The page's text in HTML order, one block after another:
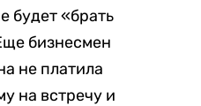
будет «брать
бизнесмен
не платила
на встречу и